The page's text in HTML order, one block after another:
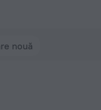
nouă
pe ZenHotels.com